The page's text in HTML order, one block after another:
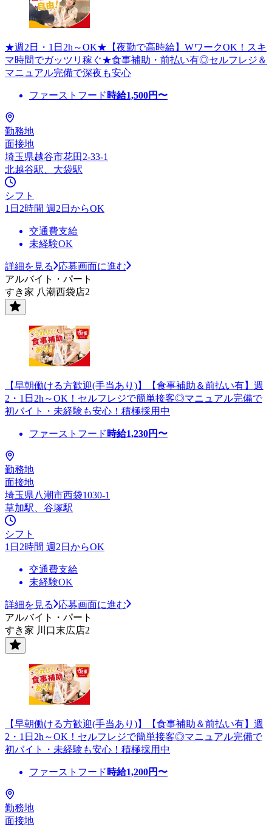
★週2日・1日2h～OK★【夜勤で高時給】WワークOK！スキ
マ時間でガッツリ稼ぐ★食事補助・前払い有◎セルフレジ＆
マニュアル完備で深夜も安心
ファーストフード 時給1,500円〜
勤務地
面接地
埼玉県越谷市花田2-33-1
北越谷駅、大袋駅
シフト
1日2時間 週2日からOK
交通費支給
未経験OK
詳細を見る
応募画面に進む
アルバイト・パート
すき家 八潮西袋店2
【早朝働ける方歓迎(手当あり)】【食事補助＆前払い有】週
2・1日2h～OK！セルフレジで簡単接客◎マニュアル完備で
初バイト・未経験も安心！積極採用中
ファーストフード 時給1,230円〜
勤務地
面接地
埼玉県八潮市西袋1030-1
草加駅、谷塚駅
シフト
1日2時間 週2日からOK
交通費支給
未経験OK
詳細を見る
応募画面に進む
アルバイト・パート
すき家 川口末広店2
【早朝働ける方歓迎(手当あり)】【食事補助＆前払い有】週
2・1日2h～OK！セルフレジで簡単接客◎マニュアル完備で
初バイト・未経験も安心！積極採用中
ファーストフード 時給1,200円〜
勤務地
面接地